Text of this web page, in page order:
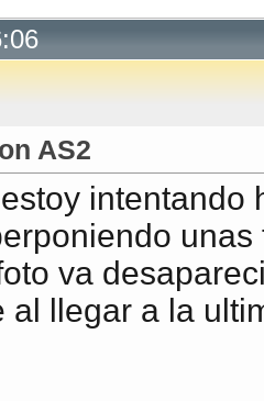
AS2
intentando
va
al llegar a la